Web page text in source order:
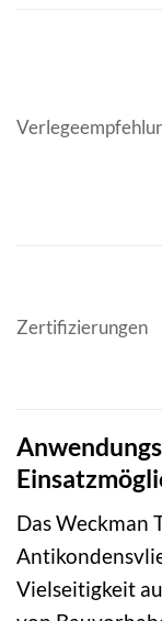
Zertifizierungen
Das Weckman
Vielseitigkeit